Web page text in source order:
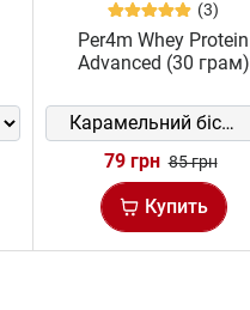
(3)
Per4m Whey Protein
Advanced (30 грам)
79 грн 85 грн
Купить